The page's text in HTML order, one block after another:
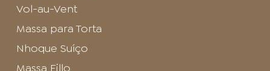
Vol-au-Vent
Massa para Torta
Nhoque Suíço